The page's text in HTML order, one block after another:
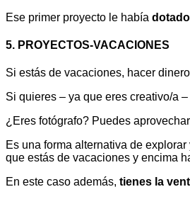
Ese primer proyecto le había
5. PROYECTOS-VACACIONES
Si estás de vacaciones, hacer
Si quieres – ya que eres creativo/a
¿Eres fotógrafo? Puedes
Es una forma alternativa de
que estás de vacaciones y encima
En este caso además, tienes la